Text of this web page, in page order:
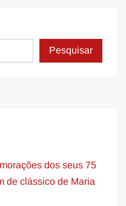
Pesquisar
dos seus 75
de clássico de Maria